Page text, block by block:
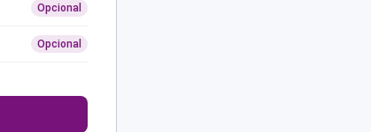
Opcional
Opcional